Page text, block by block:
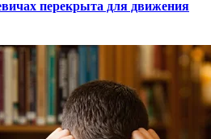
перекрыта для движения